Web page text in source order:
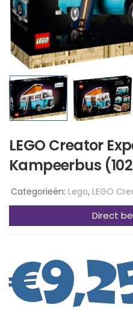
LEGO Creator
Kampeerbus
Categorieën: Lego, LEGO
Direct
€